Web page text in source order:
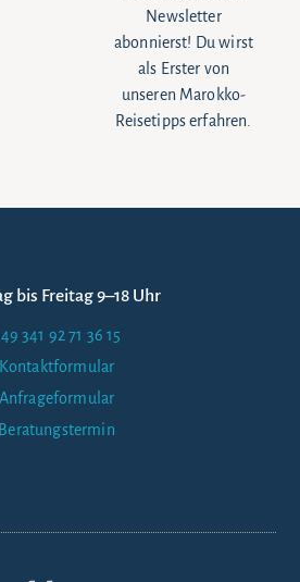
Newsletter
abonnierst! Du wirst
als Erster von
unseren Marokko-
Reisetipps erfahren.
bis Freitag 9–18 Uhr
341 92 71 36 15
Kontaktformular
Anfrageformular
Beratungstermin